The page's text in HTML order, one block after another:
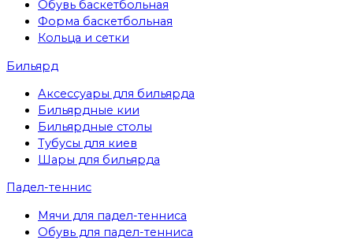
Обувь баскетбольная
Форма баскетбольная
Кольца и сетки
Бильярд
Аксессуары для бильярда
Бильярдные кии
Бильярдные столы
Тубусы для киев
Шары для бильярда
Падел-теннис
Мячи для падел-тенниса
Обувь для падел-тенниса